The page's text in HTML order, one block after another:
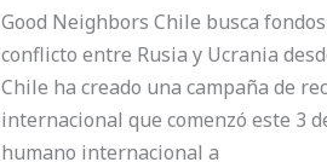
Good Neighbors Chile busca
conflicto entre Rusia y Ucrania
Chile ha creado una campaña de
internacional que comenzó este 3
humano internacional a